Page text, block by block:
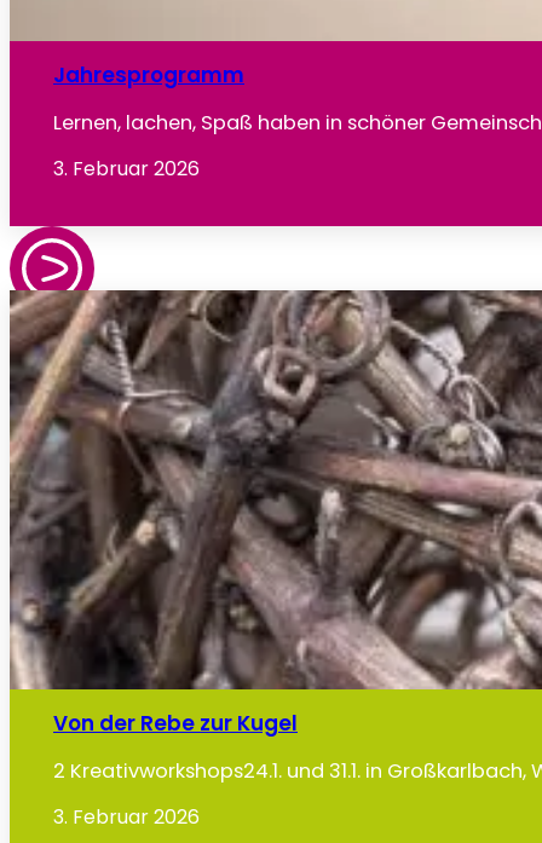
Jahresprogramm
Lernen, lachen, Spaß haben in schöner
3. Februar 2026
Von der Rebe zur Kugel
2 Kreativworkshops24.1. und 31.1. in Großkarlbach,
3. Februar 2026